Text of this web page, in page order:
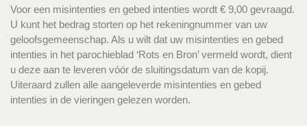
Voor een misintenties en gebed intenties wordt € 9,00 gevraagd.
U kunt het bedrag storten op het rekeningnummer van uw
geloofsgemeenschap. Als u wilt dat uw misintenties en gebed
intenties in het parochieblad ‘Rots en Bron’ vermeld wordt, dient
u deze aan te leveren vóór de sluitingsdatum van de kopij.
Uiteraard zullen alle aangeleverde misintenties en gebed
intenties in de vieringen gelezen worden.